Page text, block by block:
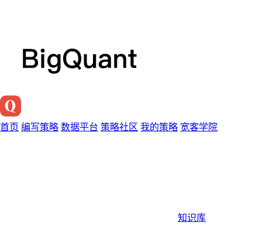
首页 编写策略 数据平台 策略社区 我的策略 宽客学院
知识库